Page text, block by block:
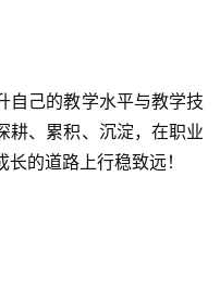
自己的教学水平与教学技
耕、累积、沉淀，在职业
的道路上行稳致远！